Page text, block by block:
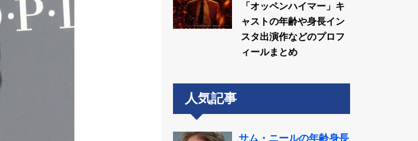
「オッペンハイマー」キ
ャストの年齢や身長イン
スタ出演作などのプロフ
ィールまとめ
人気記事